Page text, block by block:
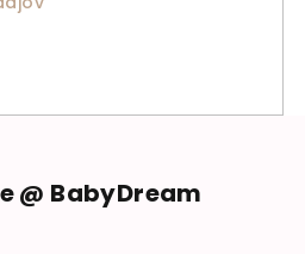
@ BabyDream